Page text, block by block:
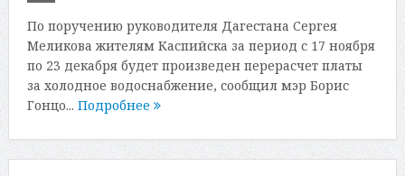
По поручению руководителя Дагестана Сергея
Меликова жителям Каспийска за период с 17 ноября
по 23 декабря будет произведен перерасчет платы
за холодное водоснабжение, сообщил мэр Борис
Гонцо... Подробнее